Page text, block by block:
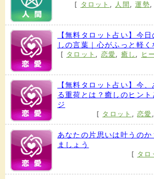
[ タロット , 人間 ,運勢,
【無料タロット占い】今
しの言葉｜心がふっと軽
[ タロット , 恋愛, 癒し , ヒ
【無料タロット占い】今
る重荷とは？癒しのヒン
ジ
[ タロット ,恋愛
あなたの片思いは叶うの
ましょう
[ タロ